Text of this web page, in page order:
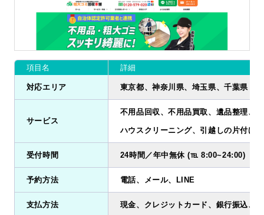
項目名 詳細
対応エリア 東京都、神奈川県、埼玉県、千葉県
サービス
不用品回収、不用品買取、遺品整理、
ハウスクリーニング、引越しの片付け
受付時間 24時間／年中無休 (℡ 8:00~24:00)
予約方法 電話、メール、LINE
支払方法 現金、クレジットカード、銀行振込、